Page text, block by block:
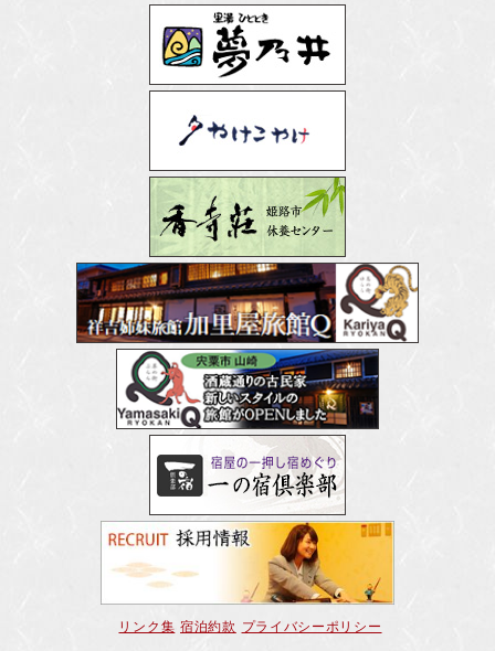
リンク集 宿泊約款 プライバシーポリシー